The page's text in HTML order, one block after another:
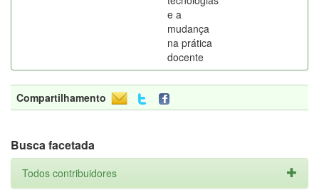
e a
mudança
na prática
docente
Compartilhamento
Busca facetada
Todos contribuidores